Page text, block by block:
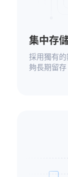
集中存
採用獨有
夠長期留